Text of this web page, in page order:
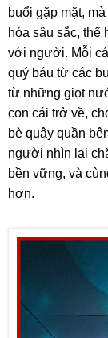
buổi gặp mặt,
hóa sâu sắc,
với người. Mỗi
quý báu từ các
từ những giọt
con cái trở về,
bè quây quần
người nhìn lại
bền vững, và
hơn.